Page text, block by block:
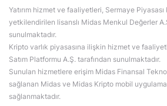
Yatırım hizmet ve faaliyetleri, Sermaye Piyasası
yetkilendirilen lisanslı Midas Menkul Değerler
sunulmaktadır.
Kripto varlık piyasasına ilişkin hizmet ve
Satım Platformu A.Ş. tarafından sunulmaktadır.
Sunulan hizmetlere erişim Midas Finansal
sağlanan Midas ve Midas Kripto mobil
sağlanmaktadır.